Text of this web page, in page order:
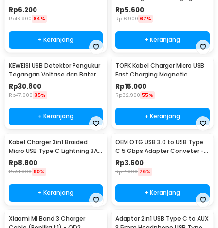
- PJ1645-01
Rp6.200
Rp16.900 64%
+ Keranjang
Braided 100cm - BN100
Rp5.600
Rp16.900 67%
+ Keranjang
KEWEISI USB Detektor Pengukur
Tegangan Voltase dan Baterai
Tester - KWS-V20
Rp30.800
Rp47.000 35%
+ Keranjang
TOPK Kabel Charger Micro USB
Fast Charging Magnetic
Braided 5V 2.4A 1M - CS1711
Rp15.000
Rp32.900 55%
+ Keranjang
Kabel Charger 3in1 Braided
Micro USB Type C Lightning 3A
1.2M - US186
Rp8.800
Rp21.900 60%
+ Keranjang
OEM OTG USB 3.0 to USB Type
C 5 Gbps Adapter Conveter -
US154
Rp3.600
Rp14.900 76%
+ Keranjang
Xiaomi Mi Band 3 Charger
Adaptor 2in1 USB Type C to AUX